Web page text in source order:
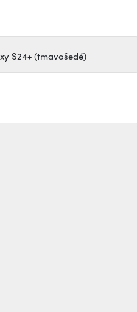
S24+ (tmavošedé)